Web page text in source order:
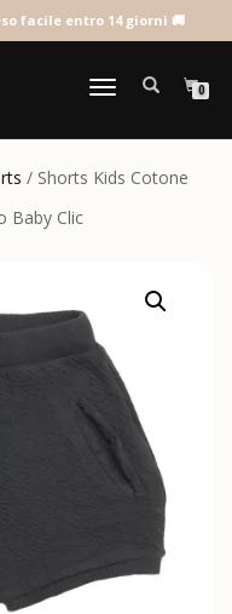
NAVIGAZIONE
0
/ Shorts Kids Cotone
Baby Clic